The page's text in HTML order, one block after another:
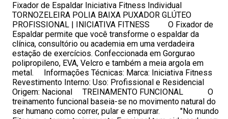
Fixador de Espaldar Iniciativa Fitness Individual
TORNOZELEIRA POLIA BAIXA PUXADOR GLÚTEO
PROFISSIONAL | INICIATIVA FITNESS O Fixador de
Espaldar permite que você transforme o espaldar da
clínica, consultório ou academia em uma verdadeira
estação de exercícios. Confeccionada em Gorgurao
polipropileno, EVA, Velcro e também a meia argola em
metal. Informações Técnicas: Marca: Iniciativa Fitness
Revestimento Interno: Uso: Profissional e Residencial
Origem: Nacional TREINAMENTO FUNCIONAL O
treinamento funcional baseia-se no movimento natural do
ser humano como correr, pular e empurrar. "No mundo